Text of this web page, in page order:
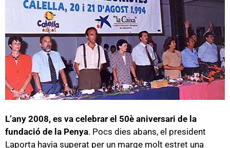
L’any 2008, es va celebrar el 50è aniversari de la
fundació de la Penya. Pocs dies abans, el president
Laporta havia superat per un marge molt estret una